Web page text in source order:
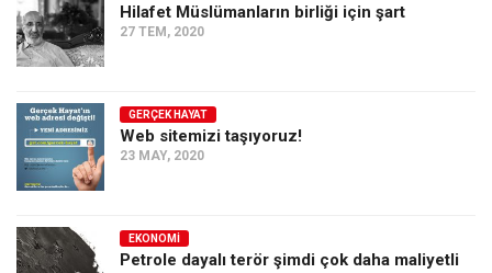
Ekonomi
Spor
Sağlık
Gıda-Beslenme
Türkiye
Hilafet Müslümanların birliği için şart
27 TEM, 2020
GERÇEK HAYAT
Web sitemizi taşıyoruz!
23 MAY, 2020
EKONOMI
Petrole dayalı terör şimdi çok daha maliyetli